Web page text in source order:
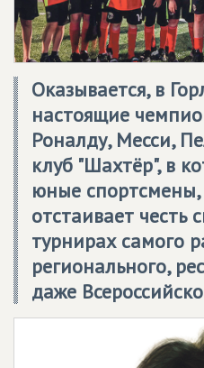
Оказывается, в
настоящие
Роналду, Месси,
клуб "Шахтёр", в
юные спортсмены,
отстаивает честь
турнирах самого
регионального,
даже